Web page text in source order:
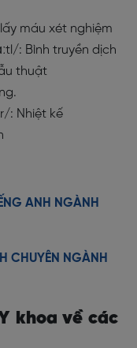
máu xét nghiệm
: Bình truyền dịch
thuật
: Nhiệt kế
ANH NGÀNH
CHUYÊN NGÀNH
khoa về các